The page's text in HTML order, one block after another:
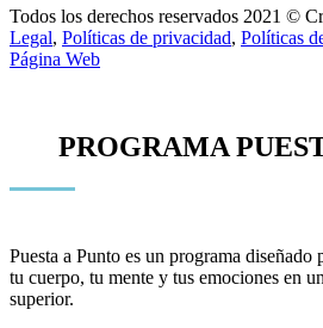
Todos los derechos reservados 2021 ©
Legal, Políticas de privacidad, Políticas
Página Web
PROGRAMA
Puesta a Punto es un programa diseñado
tu cuerpo, tu mente y tus emociones en
superior.